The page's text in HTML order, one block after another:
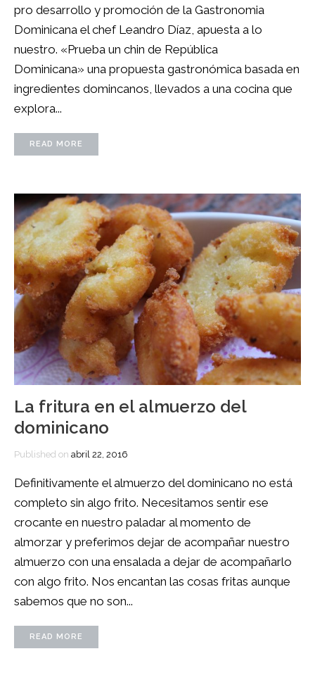
pro desarrollo y promoción de la Gastronomia
Dominicana el chef Leandro Díaz, apuesta a lo
nuestro. «Prueba un chin de República
Dominicana» una propuesta gastronómica basada en
ingredientes domincanos, llevados a una cocina que
explora...
READ MORE
La fritura en el almuerzo del
dominicano
Published on abril 22, 2016
Definitivamente el almuerzo del dominicano no está
completo sin algo frito. Necesitamos sentir ese
crocante en nuestro paladar al momento de
almorzar y preferimos dejar de acompañar nuestro
almuerzo con una ensalada a dejar de acompañarlo
con algo frito. Nos encantan las cosas fritas aunque
sabemos que no son...
READ MORE